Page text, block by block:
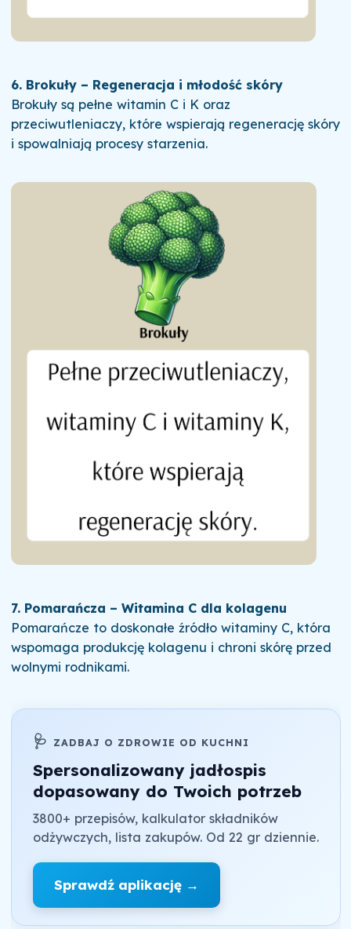
6. Brokuły – Regeneracja i młodość skóry
Brokuły są pełne witamin C i K oraz
przeciwutleniaczy, które wspierają regenerację skóry
i spowalniają procesy starzenia.
7. Pomarańcza – Witamina C dla kolagenu
Pomarańcze to doskonałe źródło witaminy C, która
wspomaga produkcję kolagenu i chroni skórę przed
wolnymi rodnikami.
🩺 ZADBAJ O ZDROWIE OD KUCHNI
Spersonalizowany jadłospis
dopasowany do Twoich potrzeb
3800+ przepisów, kalkulator składników
odżywczych, lista zakupów. Od 22 gr dziennie.
Sprawdź aplikację →